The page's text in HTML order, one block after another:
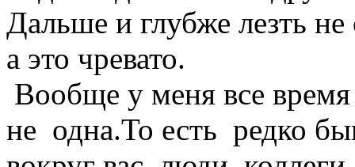
Дальше и глубже лезть не
а это чревато.
Вообще у меня все
не одна.То есть редко